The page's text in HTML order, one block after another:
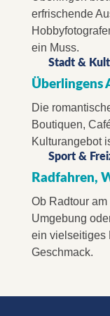
erfrischende
ein Muss.
Stadt &
Überlingens
Die
Boutiquen,
Kulturangebot
Sport &
Radfahren,
Ob Radtour
Umgebung
ein vielseitiges
Geschmack.